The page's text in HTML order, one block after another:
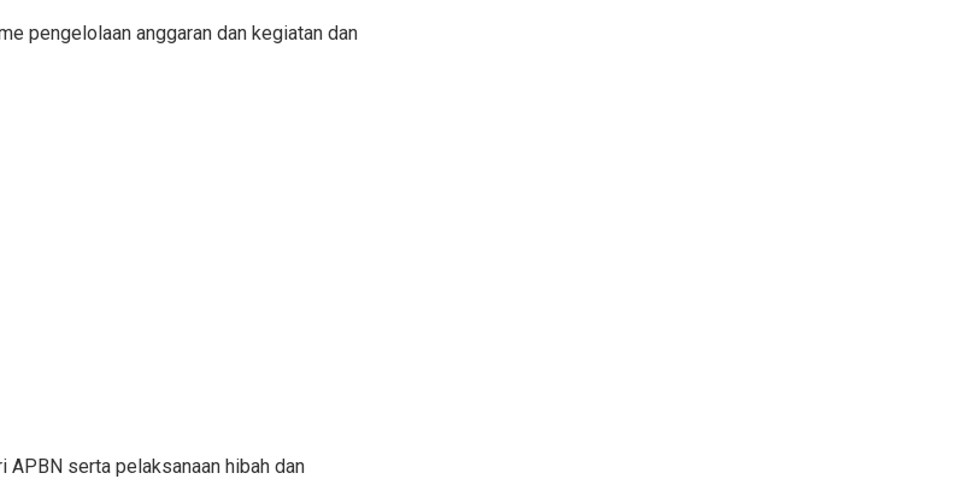
pengelolaan anggaran dan kegiatan dan
APBN serta pelaksanaan hibah dan